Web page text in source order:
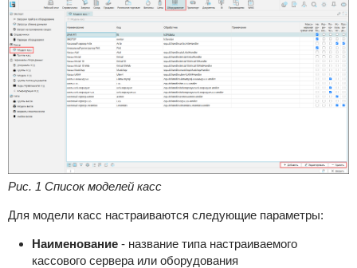
Рис. 1 Список моделей касс
Для модели касс настраиваются следующие параметры:
Наименование - название типа настраиваемого
кассового сервера или оборудования